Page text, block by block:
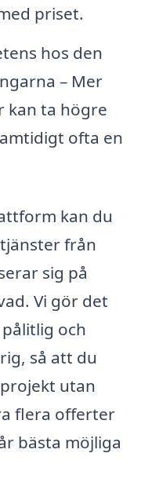
priset.
hos den
– Mer
kan ta högre
ofta en
kan du
från
sig på
Vi gör det
och
så att du
utan
flera offerter
bästa möjliga